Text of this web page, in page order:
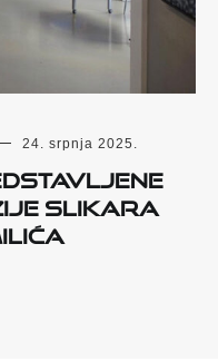
24. srpnja 2025.
slikara